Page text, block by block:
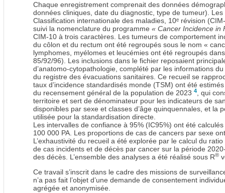
Chaque enregistrement comprenait des données
données cliniques, date du diagnostic, type de tumeur).
Classification internationale des maladies, 10ᵉ révision
suivi la nomenclature du programme « Cancer Incidence in
CIM-10 à trois caractères. Les tumeurs de comportement
du côlon et du rectum ont été regroupés sous le nom «
lymphomes, myélomes et leucémies ont été regroupés
85/92/96). Les inclusions dans le fichier reposaient
d’anatomo-cytopathologie, complété par les informations
du registre des évacuations sanitaires. Ce recueil se
taux d’incidence standardisés monde (TSM) ont été
du recensement général de la population de 2023 4
, qui
territoire et sert de dénominateur pour les indicateurs de
disponibles par sexe et classes d’âge quinquennales, et la
utilisée pour la standardisation directe.
Les intervalles de confiance à 95% (IC95%) ont été
100 000 PA. Les proportions de cas de cancers par sexe
L’exhaustivité du recueil a été explorée par le calcul du
de cas incidents et de décès par cancer sur la période
des décès. L’ensemble des analyses a été réalisé sous R®
Ce travail s’inscrit dans le cadre des missions de
n’a pas fait l’objet d’une demande de consentement
agrégée et anonymisée.